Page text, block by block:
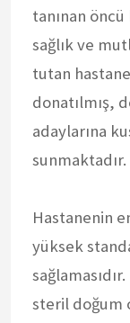
tanınan
sağlık ve
tutan
donatılmış,
adaylarına
sunmaktadır.
Hastanenin
yüksek
steril doğum